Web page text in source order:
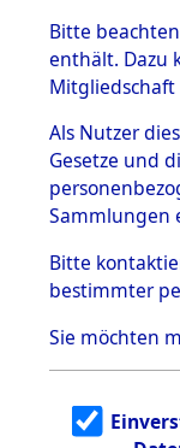
BESTÄNDE
1.
mente
5.
5.3
5.3.1
zu
en
5.3.2
g
Bitte
enthält. Dazu
Als Nutzer
Gesetze und
Sammlungen
Bitte
bestimmter
Sie möchten